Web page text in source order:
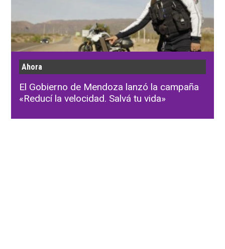
Ahora
El Gobierno de Mendoza lanzó la campaña
«Reducí la velocidad. Salvá tu vida»